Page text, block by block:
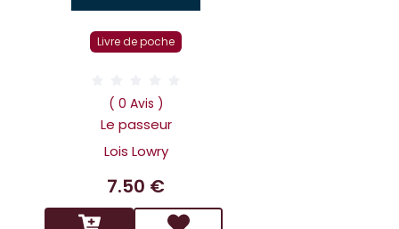
Livre de poche
( 0 Avis )
Le passeur
Lois Lowry
7.50 €